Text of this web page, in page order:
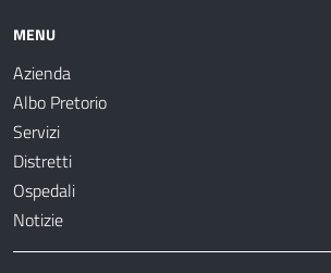
MENU
Azienda
Albo Pretorio
Servizi
Distretti
Ospedali
Notizie